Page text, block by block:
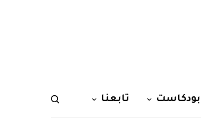
بودكاست تابعنا